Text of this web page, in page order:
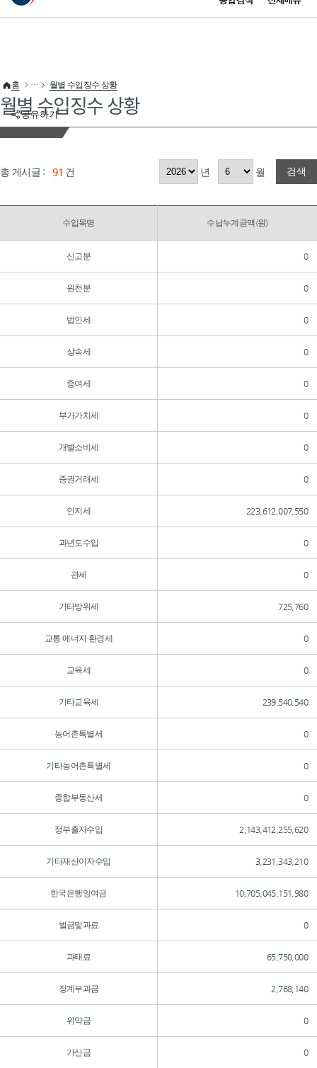
이 누리집은 대한민국 공식 전자정부 누리집입니다.
공유하기
홈 월별 수입징수 상황
월별 수입징수 상황
총 게시글 : 91 건 년 월 검색
수입목명 수납누계금액(원)
신고분 0
원천분 0
법인세 0
상속세 0
증여세 0
부가가치세 0
개별소비세 0
증권거래세 0
인지세 223,612,007,550
과년도수입 0
관세 0
기타방위세 725,760
교통·에너지·환경세 0
교육세 0
기타교육세 239,540,540
농어촌특별세 0
기타농어촌특별세 0
종합부동산세 0
정부출자수입 2,143,412,255,620
기타재산이자수입 3,231,343,210
한국은행잉여금 10,705,045,151,980
벌금및과료 0
과태료 65,750,000
징계부과금 2,768,140
위약금 0
가산금 0